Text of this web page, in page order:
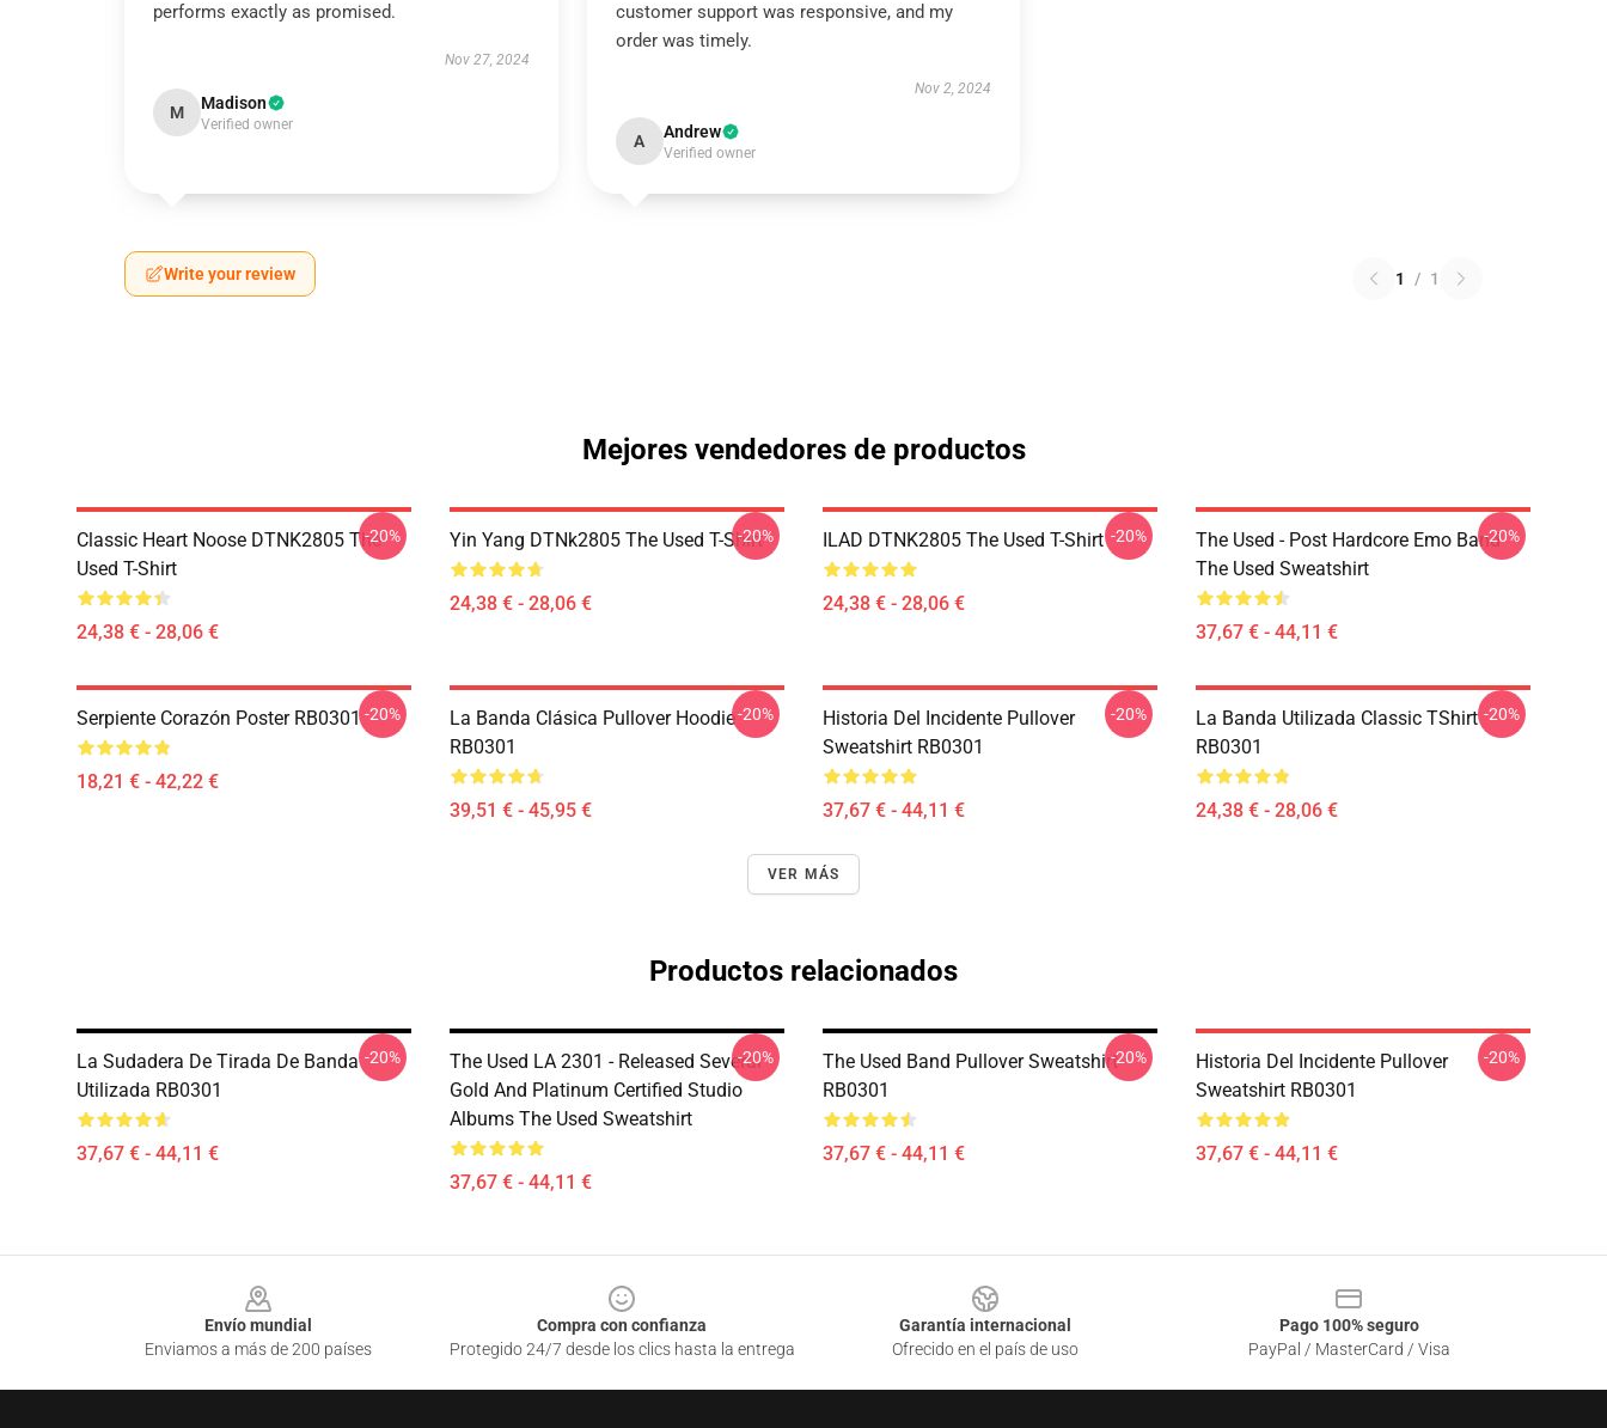
performs exactly as promised.
Nov 27, 2024
M Madison
Verified owner
customer support was responsive, and my
order was timely.
Nov 2, 2024
A Andrew
Verified owner
Write your review 1 / 1
Mejores vendedores de productos
Classic Heart Noose DTNK2805 The
Used T-Shirt
24,38 € - 28,06 €
-20% Yin Yang DTNk2805 The Used T-Shirt
24,38 € - 28,06 €
-20% ILAD DTNK2805 The Used T-Shirt
24,38 € - 28,06 €
-20%
The Used - Post Hardcore Emo Band
The Used Sweatshirt
37,67 € - 44,11 €
-20%
Serpiente Corazón Poster RB0301
18,21 € - 42,22 €
-20%
La Banda Clásica Pullover Hoodie
RB0301
39,51 € - 45,95 €
-20%
Historia Del Incidente Pullover
Sweatshirt RB0301
37,67 € - 44,11 €
-20%
La Banda Utilizada Classic TShirt
RB0301
24,38 € - 28,06 €
-20%
VER MÁS
Productos relacionados
La Sudadera De Tirada De Banda
Utilizada RB0301
37,67 € - 44,11 €
-20%
The Used LA 2301 - Released Several
Gold And Platinum Certified Studio
Albums The Used Sweatshirt
37,67 € - 44,11 €
-20%
The Used Band Pullover Sweatshirt
RB0301
37,67 € - 44,11 €
-20%
Historia Del Incidente Pullover
Sweatshirt RB0301
37,67 € - 44,11 €
-20%
Envío mundial
Enviamos a más de 200 países
Compra con confianza
Protegido 24/7 desde los clics hasta la entrega
Garantía internacional
Ofrecido en el país de uso
Pago 100% seguro
PayPal / MasterCard / Visa